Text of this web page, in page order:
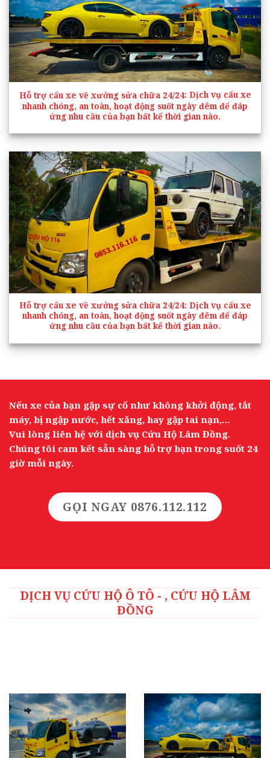
Hỗ trợ cẩu xe về xưởng sửa chữa 24/24: Dịch vụ cẩu xe
nhanh chóng, an toàn, hoạt động suốt ngày đêm để đáp
ứng nhu cầu của bạn bất kể thời gian nào.
Hỗ trợ cẩu xe về xưởng sửa chữa 24/24: Dịch vụ cẩu xe
nhanh chóng, an toàn, hoạt động suốt ngày đêm để đáp
ứng nhu cầu của bạn bất kể thời gian nào.
Nếu xe của bạn gặp sự cố như không khởi động, tắt
máy, bị ngập nước, hết xăng, hay gặp tai nạn,…
Vui lòng liên hệ với dịch vụ Cứu Hộ Lâm Đồng.
Chúng tôi cam kết sẵn sàng hỗ trợ bạn trong suốt 24
giờ mỗi ngày.
GỌI NGAY 0876.112.112
DỊCH VỤ CỨU HỘ Ô TÔ - , CỨU HỘ LÂM
ĐỒNG